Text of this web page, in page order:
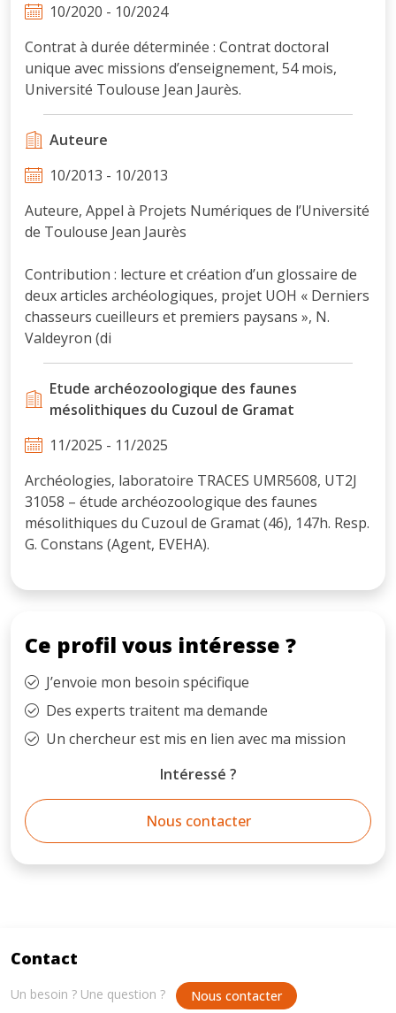
10/2020 - 10/2024
Contrat à durée déterminée : Contrat doctoral
unique avec missions d’enseignement, 54 mois,
Université Toulouse Jean Jaurès.
Auteure
10/2013 - 10/2013
Auteure, Appel à Projets Numériques de l’Université
de Toulouse Jean Jaurès
Contribution : lecture et création d’un glossaire de
deux articles archéologiques, projet UOH « Derniers
chasseurs cueilleurs et premiers paysans », N.
Valdeyron (di
Etude archéozoologique des faunes
mésolithiques du Cuzoul de Gramat
11/2025 - 11/2025
Archéologies, laboratoire TRACES UMR5608, UT2J
31058 – étude archéozoologique des faunes
mésolithiques du Cuzoul de Gramat (46), 147h. Resp.
G. Constans (Agent, EVEHA).
Ce profil vous intéresse ?
J’envoie mon besoin spécifique
Des experts traitent ma demande
Un chercheur est mis en lien avec ma mission
Intéressé ?
Nous contacter
Contact
Un besoin ? Une question ? Nous contacter